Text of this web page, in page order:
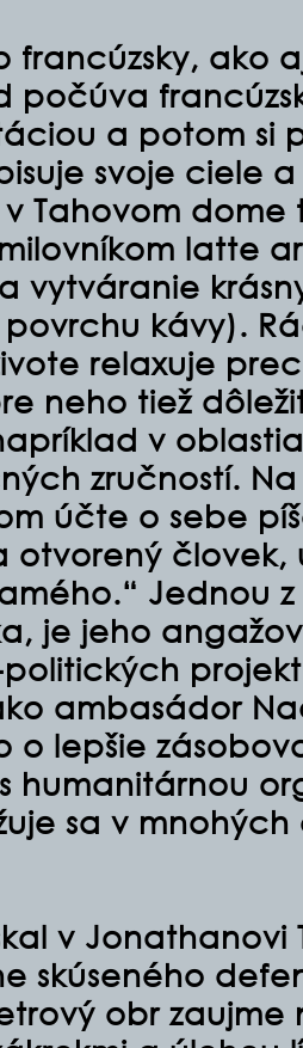
francúzsky, ako
počúva
a potom si
svoje ciele
Tahovom dome
latte
vytváranie
kávy).
relaxuje
neho tiež
v
zručností. Na
účte o sebe
otvorený človek,
Jednou
je jeho
ambasádor
o lepšie
humanitárnou
sa v
v Jonathanovi
skúseného
obr zaujme